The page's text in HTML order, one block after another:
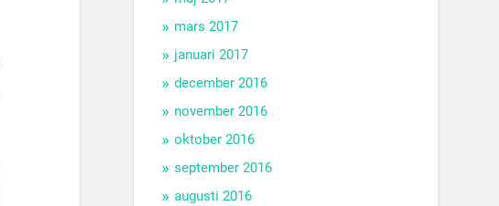
mars 2017
januari 2017
december 2016
november 2016
oktober 2016
september 2016
augusti 2016